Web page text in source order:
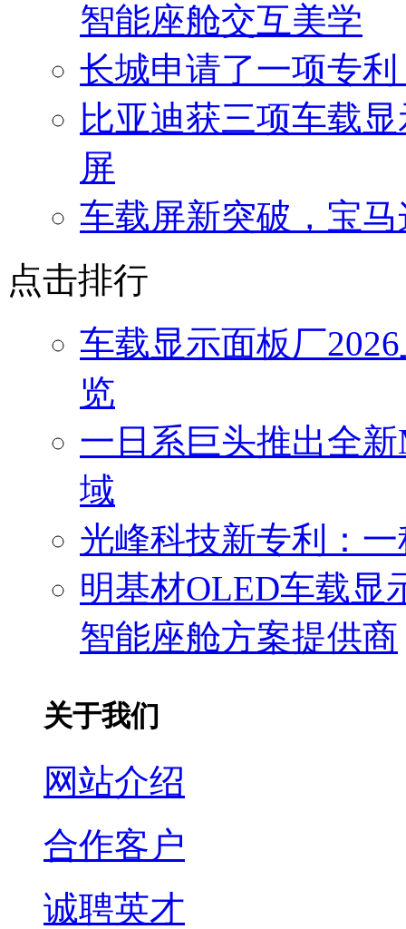
智能座舱交互美学
长城申请了一项专
比亚迪获三项车载
屏
车载屏新突破，宝
点击排行
车载显示面板厂
览
一日系巨头推出全
域
光峰科技新专利：
明基材OLED车载显
智能座舱方案提供商
关于我们
网站介绍
合作客户
诚聘英才